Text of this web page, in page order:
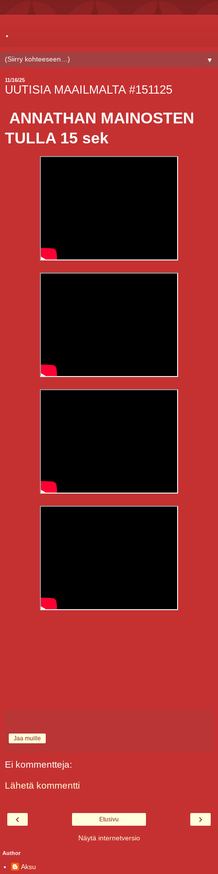
.
▼
11/16/25
UUTISIA MAAILMALTA #151125
ANNATHAN MAINOSTEN
TULLA 15 sek
Jaa muille
Ei kommentteja:
Lähetä kommentti
‹ ›
Etusivu
Näytä internetversio
Author
Aksu